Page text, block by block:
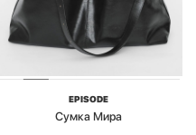
EPISODE
Сумка Мира